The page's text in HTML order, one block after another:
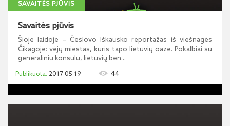
SAVAITĖS PJŪVIS
Savaitės pjūvis
Šioje laidoje – Česlovo Iškausko reportažas iš viešnagės
Čikagoje: vėjų miestas, kuris tapo lietuvių oaze. Pokalbiai su
generaliniu konsulu, lietuvių ben...
2017-05-19 44